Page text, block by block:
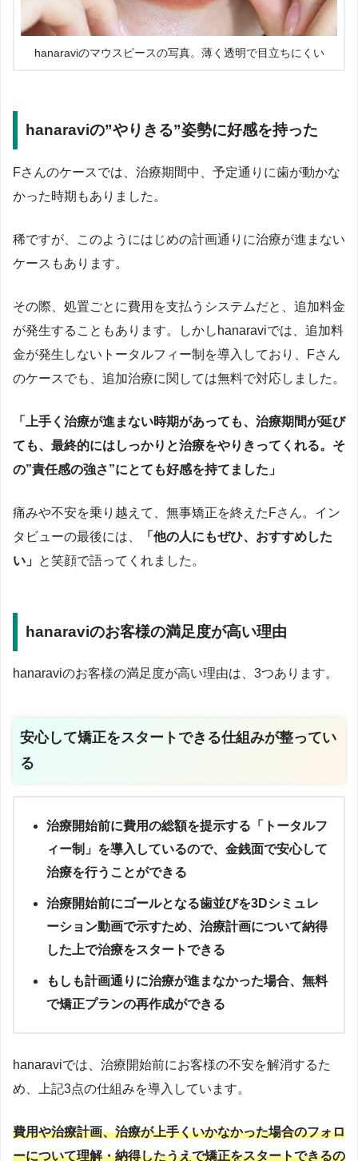
hanaraviのマウスピースの写真。薄く透明で目立ちにくい
hanaraviの”やりきる”姿勢に好感を持った
Fさんのケースでは、治療期間中、予定通りに歯が動かな
かった時期もありました。
稀ですが、このようにはじめの計画通りに治療が進まない
ケースもあります。
その際、処置ごとに費用を支払うシステムだと、追加料金
が発生することもあります。しかしhanaraviでは、追加料
金が発生しないトータルフィー制を導入しており、Fさん
のケースでも、追加治療に関しては無料で対応しました。
「上手く治療が進まない時期があっても、治療期間が延び
ても、最終的にはしっかりと治療をやりきってくれる。そ
の”責任感の強さ”にとても好感を持てました」
痛みや不安を乗り越えて、無事矯正を終えたFさん。イン
タビューの最後には、
「他の人にもぜひ、おすすめした
い」 と笑顔で語ってくれました。
hanaraviのお客様の満足度が高い理由
hanaraviのお客様の満足度が高い理由は、3つあります。
安心して矯正をスタートできる仕組みが整ってい
る
治療開始前に費用の総額を提示する「トータルフ
ィー制」を導入しているので、金銭面で安心して
治療を行うことができる
治療開始前にゴールとなる歯並びを3Dシミュレ
ーション動画で示すため、治療計画について納得
した上で治療をスタートできる
もしも計画通りに治療が進まなかった場合、無料
で矯正プランの再作成ができる
hanaraviでは、治療開始前にお客様の不安を解消するた
め、上記3点の仕組みを導入しています。
費用や治療計画、治療が上手くいかなかった場合のフォロ
ーについて理解・納得したうえで矯正をスタートできるの